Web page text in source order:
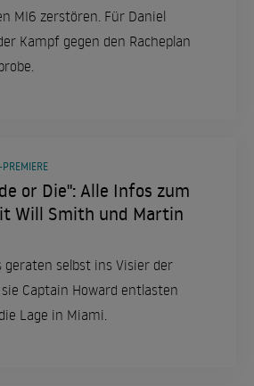
MI6 zerstören. Für Daniel
Kampf gegen den Racheplan
or Die": Alle Infos zum
Will Smith und Martin
geraten selbst ins Visier der
Captain Howard entlasten
Lage in Miami.